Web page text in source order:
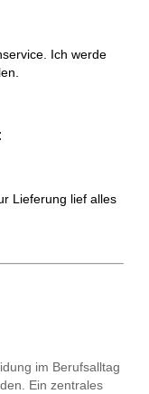
Ich werde
Lieferung lief alles
im Berufsalltag
Ein zentrales